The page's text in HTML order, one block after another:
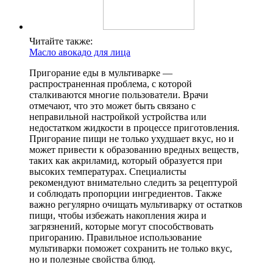
Читайте также:
Масло авокадо для лица
Пригорание еды в мультиварке —
распространенная проблема, с которой
сталкиваются многие пользователи. Врачи
отмечают, что это может быть связано с
неправильной настройкой устройства или
недостатком жидкости в процессе приготовления.
Пригорание пищи не только ухудшает вкус, но и
может привести к образованию вредных веществ,
таких как акриламид, который образуется при
высоких температурах. Специалисты
рекомендуют внимательно следить за рецептурой
и соблюдать пропорции ингредиентов. Также
важно регулярно очищать мультиварку от остатков
пищи, чтобы избежать накопления жира и
загрязнений, которые могут способствовать
пригоранию. Правильное использование
мультиварки поможет сохранить не только вкус,
но и полезные свойства блюд.